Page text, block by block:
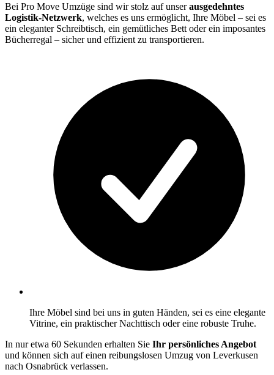
Bei Pro Move Umzüge sind wir stolz auf unserausgedehntes
Logistik-Netzwerk, welches es uns ermöglicht, Ihre Möbel – sei es
ein eleganter Schreibtisch, ein gemütliches Bett oder ein imposantes
Bücherregal – sicher und effizient zu transportieren.
Ihre Möbel sind bei uns in guten Händen, sei es eine elegante
Vitrine, ein praktischer Nachttisch oder eine robuste Truhe.
In nur etwa 60 Sekunden erhalten Sie Ihr persönliches Angebot
und können sich auf einen reibungslosen Umzug von Leverkusen
nach Osnabrück verlassen.